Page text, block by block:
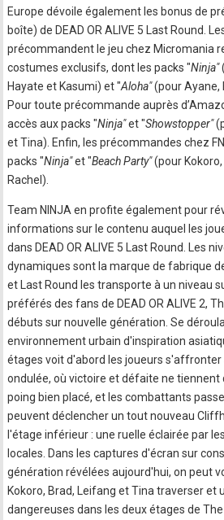
Europe dévoile également les bonus de
boîte) de DEAD OR ALIVE 5 Last Round.
précommandent le jeu chez Micromania
costumes exclusifs, dont les packs "Ninja"
Hayate et Kasumi) et "Aloha"(pour Ayane,
Pour toute précommande auprès
accès aux packs "Ninja"et "Showstopper"
et Tina). Enfin, les précommandes chez
packs "Ninja"et "Beach Party"(pour
Rachel).
Team NINJA en profite également pour
informations sur le contenu auquel les
dans DEAD OR ALIVE 5 Last Round. Les
dynamiques sont la marque de fabrique
et Last Round les transporte à un niveau
préférés des fans de DEAD OR ALIVE 2,
débuts sur nouvelle génération. Se
environnement urbain d'inspiration
étages voit d'abord les joueurs s'affronter
ondulée, où victoire et défaite ne tiennent
poing bien placé, et les combattants
peuvent déclencher un tout nouveau
l'étage inférieur : une ruelle éclairée par
locales. Dans les captures d'écran sur
génération révélées aujourd'hui, on peut
Kokoro, Brad, Leifang et Tina traverser et
dangereuses dans les deux étages de The